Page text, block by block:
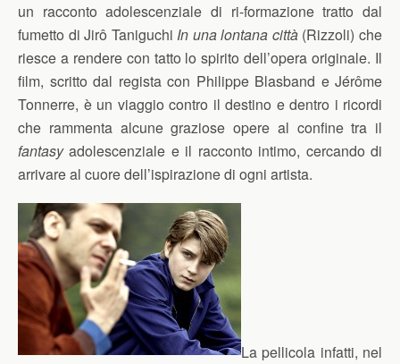
un racconto adolescenziale di ri-formazione tratto dal
fumetto di Jirô Taniguchi In una lontana città(Rizzoli) che
riesce a rendere con tatto lo spirito dell’opera originale. Il
film, scritto dal regista con Philippe Blasband e Jérôme
Tonnerre, è un viaggio contro il destino e dentro i ricordi
che rammenta alcune graziose opere al confine tra il
fantasyadolescenziale e il racconto intimo, cercando di
arrivare al cuore dell’ispirazione di ogni artista.
La pellicola infatti, nel